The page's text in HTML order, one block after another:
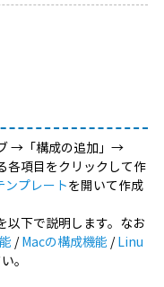
→「構成の追加」→
各項目をクリックして作
ンプレートを開いて作成
以下で説明します。なお
/Macの構成機能 /Linu
。